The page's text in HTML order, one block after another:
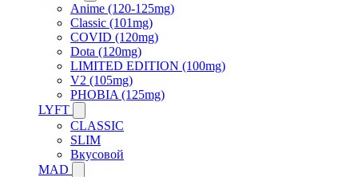
Anime (120-125mg)
Classic (101mg)
COVID (120mg)
Dota (120mg)
LIMITED EDITION (100mg)
V2 (105mg)
PHOBIA (125mg)
LYFT
CLASSIC
SLIM
Вкусовой
MAD